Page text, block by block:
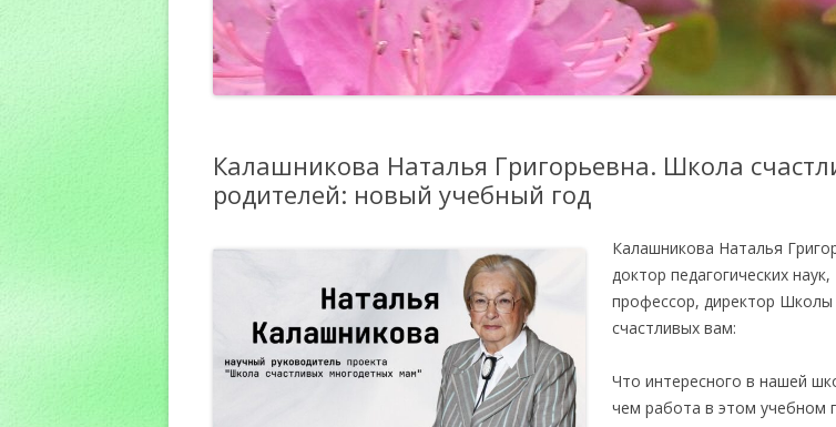
ШКОЛА
Калашникова Наталья Григорьевна. Школа
родителей: новый учебный год
Калашникова Наталья
доктор педагогических наук,
профессор, директор Школы
счастливых вам:
Что интересного в нашей
чем работа в этом учебном